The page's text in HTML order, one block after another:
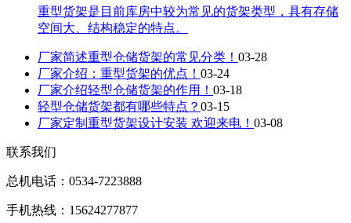
重型货架是目前库房中较为常见的货架类型，具有存储
空间大、结构稳定的特点。
厂家简述重型仓储货架的常见分类！ 03-28
厂家介绍：重型货架的优点！ 03-24
厂家介绍轻型仓储货架的作用！ 03-18
轻型仓储货架都有哪些特点？ 03-15
厂家定制重型货架设计安装 欢迎来电！ 03-08
联系我们
总机电话：0534-7223888
手机热线：15624277877